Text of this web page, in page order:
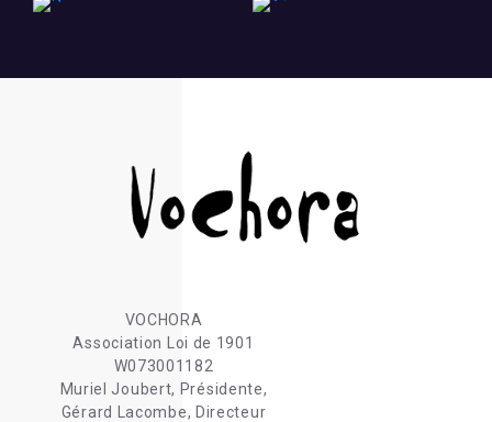
VOCHORA
Association Loi de 1901
W073001182
Muriel Joubert, Présidente,
Gérard Lacombe, Directeur